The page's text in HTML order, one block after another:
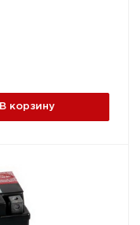
В корзину